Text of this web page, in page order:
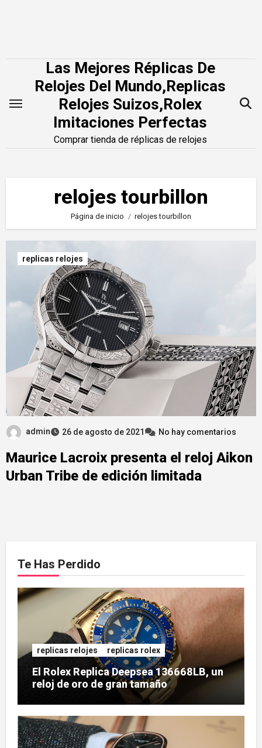
Las Mejores Réplicas De
Relojes Del Mundo,Replicas
Relojes Suizos,Rolex
Imitaciones Perfectas
Comprar tienda de réplicas de relojes
relojes tourbillon
Página de inicio relojes tourbillon
replicas relojes
admin 26 de agosto de 2021 No hay comentarios
Maurice Lacroix presenta el reloj Aikon
Urban Tribe de edición limitada
Te Has Perdido
replicas relojes replicas rolex
El Rolex Replica Deepsea 136668LB, un
reloj de oro de gran tamaño